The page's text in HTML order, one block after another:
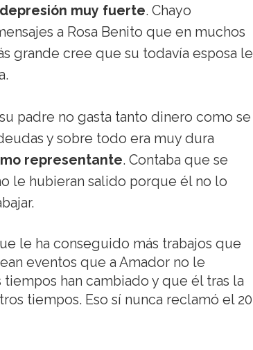
muy fuerte. Chayo
a Rosa Benito que en muchos
grande cree que su todavía esposa le
padre no gasta tanto dinero como se
y sobre todo era muy dura
representante. Contaba que se
le hubieran salido porque él no lo
le ha conseguido más trabajos que
eventos que a Amador no le
han cambiado y que él tras la
tiempos. Eso sí nunca reclamó el 20